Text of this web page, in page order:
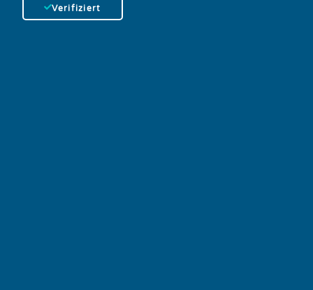
Verifiziert